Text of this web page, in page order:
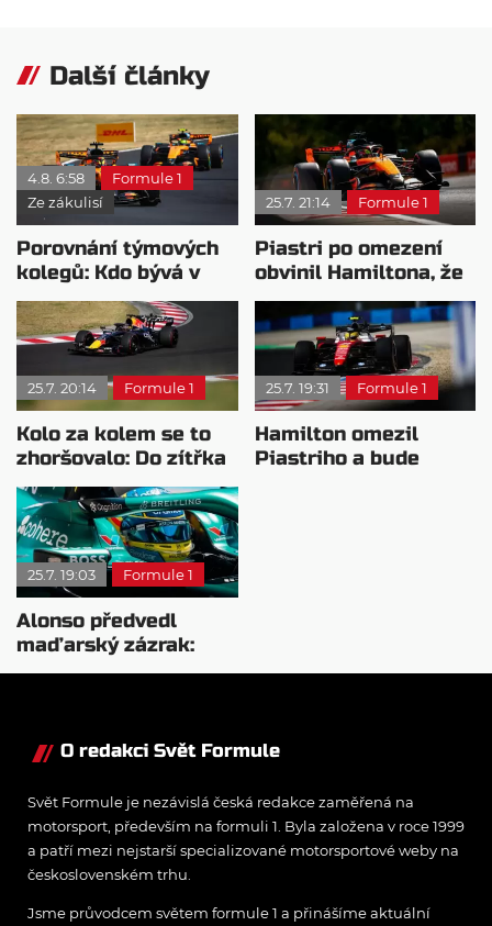
Další články
4.8. 6:58
Formule 1
Ze zákulisí
Porovnání týmových
kolegů: Kdo bývá v
sobotu nejrychlejší?
25.7. 21:14 Formule 1
Piastri po omezení
obvinil Hamiltona, že
nesleduje zpětná
zrcátka
25.7. 20:14 Formule 1
Kolo za kolem se to
zhoršovalo: Do zítřka
chce zjistit příčinu
25.7. 19:31 Formule 1
Hamilton omezil
Piastriho a bude
25.7. 19:03 Formule 1
Alonso předvedl
maďarský zázrak:
Dostal svůj traktor do
O redakci Svět Formule
Svět Formule je nezávislá česká redakce zaměřená na
motorsport, především na formuli 1. Byla založena v roce 1999
a patří mezi nejstarší specializované motorsportové weby na
československém trhu.
Jsme průvodcem světem formule 1 a přinášíme aktuální